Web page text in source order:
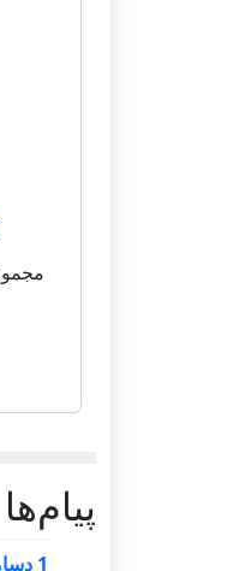
پيام‌ها
1 دسامبر 2013, 19:15